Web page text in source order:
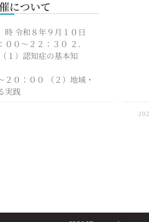
について
和８年９月１０日
００～２２：３０ ２．
認知症の基本知
２０：００ （２）地域・
る実践